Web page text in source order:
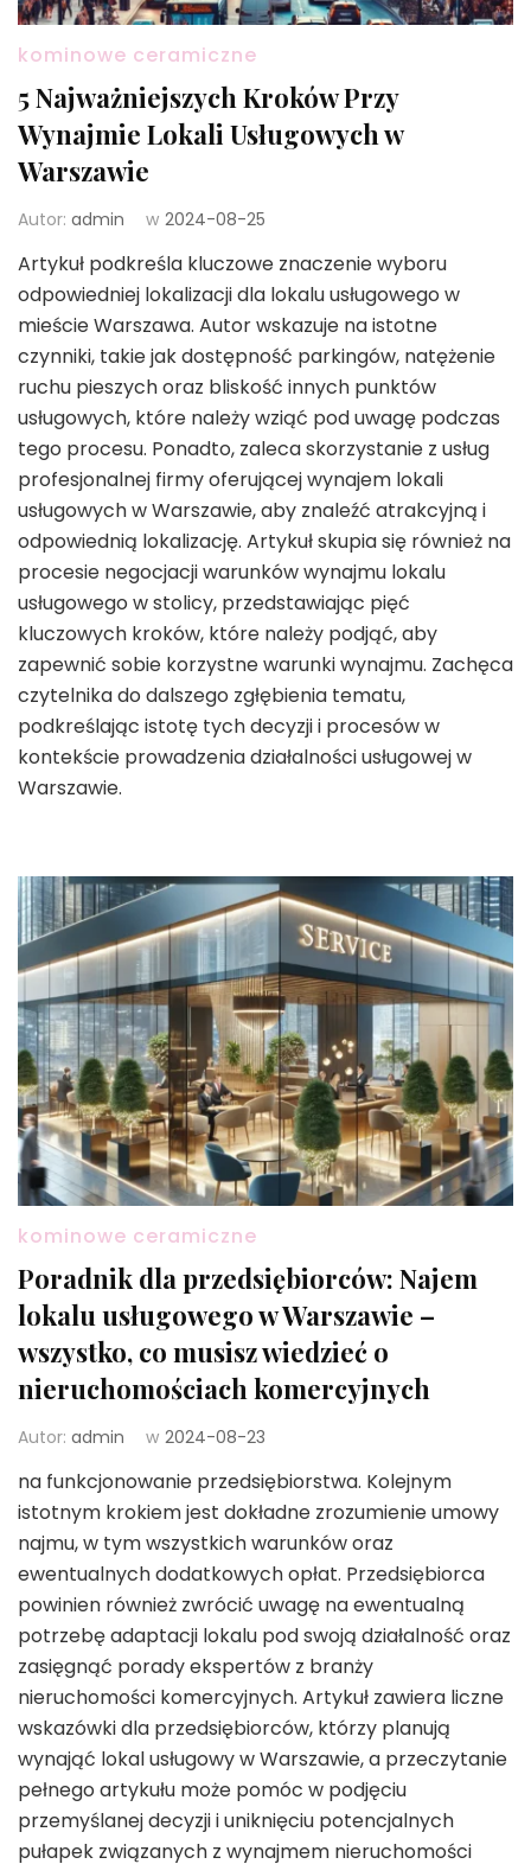
kominowe ceramiczne
5 Najważniejszych Kroków Przy
Wynajmie Lokali Usługowych w
Warszawie
Autor: admin w 2024-08-25
Artykuł podkreśla kluczowe znaczenie wyboru
odpowiedniej lokalizacji dla lokalu usługowego w
mieście Warszawa. Autor wskazuje na istotne
czynniki, takie jak dostępność parkingów, natężenie
ruchu pieszych oraz bliskość innych punktów
usługowych, które należy wziąć pod uwagę podczas
tego procesu. Ponadto, zaleca skorzystanie z usług
profesjonalnej firmy oferującej wynajem lokali
usługowych w Warszawie, aby znaleźć atrakcyjną i
odpowiednią lokalizację. Artykuł skupia się również na
procesie negocjacji warunków wynajmu lokalu
usługowego w stolicy, przedstawiając pięć
kluczowych kroków, które należy podjąć, aby
zapewnić sobie korzystne warunki wynajmu. Zachęca
czytelnika do dalszego zgłębienia tematu,
podkreślając istotę tych decyzji i procesów w
kontekście prowadzenia działalności usługowej w
Warszawie.
kominowe ceramiczne
Poradnik dla przedsiębiorców: Najem
lokalu usługowego w Warszawie –
wszystko, co musisz wiedzieć o
nieruchomościach komercyjnych
Autor: admin w 2024-08-23
na funkcjonowanie przedsiębiorstwa. Kolejnym
istotnym krokiem jest dokładne zrozumienie umowy
najmu, w tym wszystkich warunków oraz
ewentualnych dodatkowych opłat. Przedsiębiorca
powinien również zwrócić uwagę na ewentualną
potrzebę adaptacji lokalu pod swoją działalność oraz
zasięgnąć porady ekspertów z branży
nieruchomości komercyjnych. Artykuł zawiera liczne
wskazówki dla przedsiębiorców, którzy planują
wynająć lokal usługowy w Warszawie, a przeczytanie
pełnego artykułu może pomóc w podjęciu
przemyślanej decyzji i uniknięciu potencjalnych
pułapek związanych z wynajmem nieruchomości